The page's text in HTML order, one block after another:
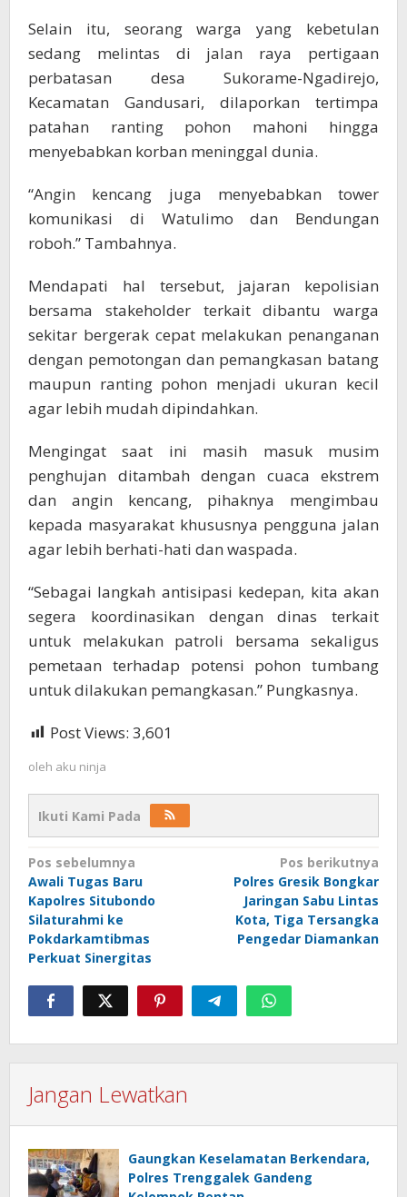
Selain itu, seorang warga yang kebetulan
sedang melintas di jalan raya pertigaan
perbatasan desa Sukorame-Ngadirejo,
Kecamatan Gandusari, dilaporkan tertimpa
patahan ranting pohon mahoni hingga
menyebabkan korban meninggal dunia.
“Angin kencang juga menyebabkan tower
komunikasi di Watulimo dan Bendungan
roboh.” Tambahnya.
Mendapati hal tersebut, jajaran kepolisian
bersama stakeholder terkait dibantu warga
sekitar bergerak cepat melakukan penanganan
dengan pemotongan dan pemangkasan batang
maupun ranting pohon menjadi ukuran kecil
agar lebih mudah dipindahkan.
Mengingat saat ini masih masuk musim
penghujan ditambah dengan cuaca ekstrem
dan angin kencang, pihaknya mengimbau
kepada masyarakat khususnya pengguna jalan
agar lebih berhati-hati dan waspada.
“Sebagai langkah antisipasi kedepan, kita akan
segera koordinasikan dengan dinas terkait
untuk melakukan patroli bersama sekaligus
pemetaan terhadap potensi pohon tumbang
untuk dilakukan pemangkasan.” Pungkasnya.
Post Views: 3,601
oleh aku ninja
Ikuti Kami Pada
Navigasi
pos
Pos sebelumnya
Awali Tugas Baru
Kapolres Situbondo
Silaturahmi ke
Pokdarkamtibmas
Perkuat Sinergitas
Pos berikutnya
Polres Gresik Bongkar
Jaringan Sabu Lintas
Kota, Tiga Tersangka
Pengedar Diamankan
Jangan Lewatkan
Gaungkan Keselamatan Berkendara,
Polres Trenggalek Gandeng